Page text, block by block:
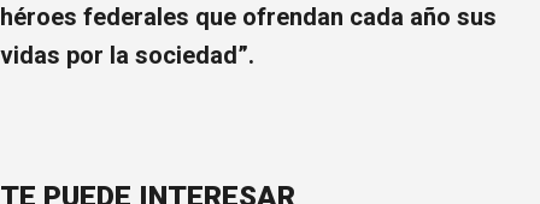
héroes federales que ofrendan cada año sus
vidas por la sociedad”.
TE PUEDE INTERESAR